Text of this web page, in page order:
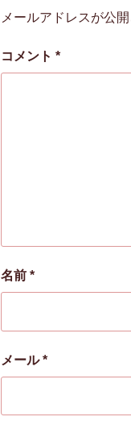
メールアドレスが公
コメント *
名前 *
メール*